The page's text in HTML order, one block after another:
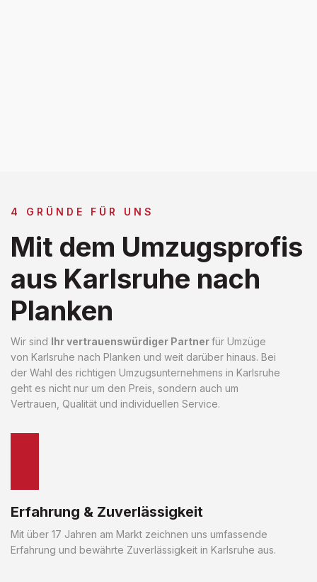
4 GRÜNDE FÜR UNS
Mit dem Umzugsprofis
aus Karlsruhe nach
Planken
Wir sind Ihr vertrauenswürdiger Partnerfür Umzüge
von Karlsruhe nach Planken und weit darüber hinaus. Bei
der Wahl des richtigen Umzugsunternehmens in Karlsruhe
geht es nicht nur um den Preis, sondern auch um
Vertrauen, Qualität und individuellen Service.
Erfahrung & Zuverlässigkeit
Mit über 17 Jahren am Markt zeichnen uns umfassende
Erfahrung und bewährte Zuverlässigkeit in Karlsruhe aus.